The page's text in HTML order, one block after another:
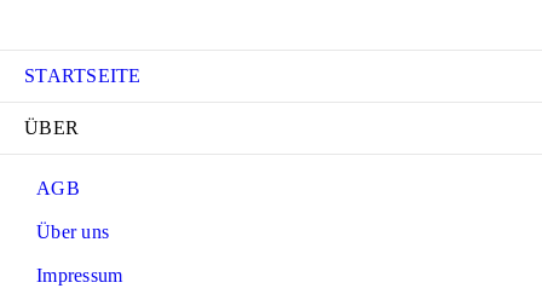
STARTSEITE
ÜBER
AGB
Über uns
Impressum